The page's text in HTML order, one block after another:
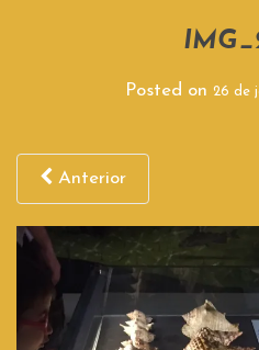
Posted on 26 de
Anterior